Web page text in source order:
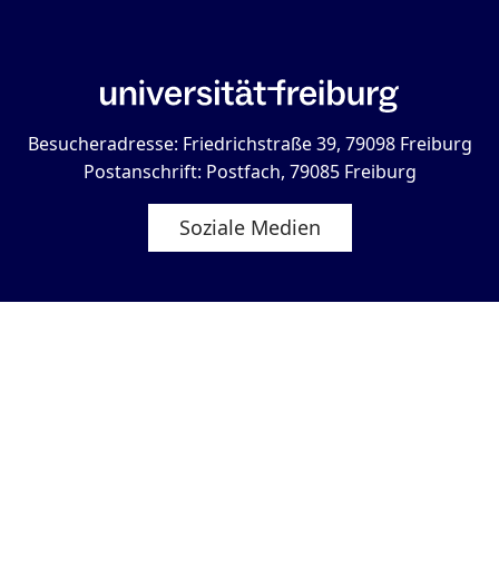
Besucheradresse: Friedrichstraße 39, 79098 Freiburg
Postanschrift: Postfach, 79085 Freiburg
Soziale Medien